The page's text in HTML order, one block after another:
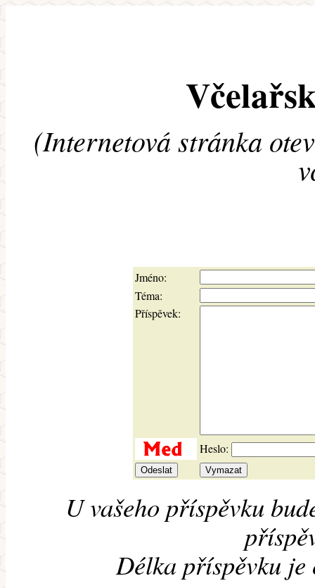
(Internetová stránka
Jméno:
Téma:
Příspěvek:
Heslo:
U vašeho příspěvku
Délka příspěvku je